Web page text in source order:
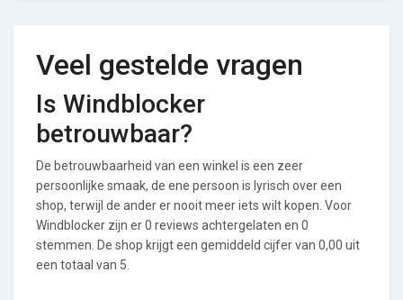
Veel gestelde vragen
Is Windblocker
betrouwbaar?
De betrouwbaarheid van een winkel is een zeer
persoonlijke smaak, de ene persoon is lyrisch over een
shop, terwijl de ander er nooit meer iets wilt kopen. Voor
Windblocker zijn er 0 reviews achtergelaten en 0
stemmen. De shop krijgt een gemiddeld cijfer van 0,00 uit
een totaal van 5.